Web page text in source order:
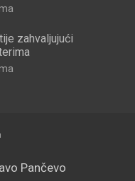
zahvaljujući
Pančevo